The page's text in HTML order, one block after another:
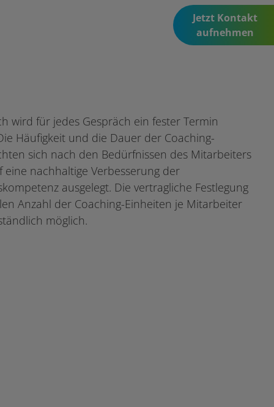
wird für jedes Gespräch ein fester Termin
Häufigkeit und die Dauer der Coaching-
sich nach den Bedürfnissen des Mitarbeiters
eine nachhaltige Verbesserung der
ausgelegt. Die vertragliche Festlegung
Anzahl der Coaching-Einheiten je Mitarbeiter
möglich.
Jetzt Kontakt
aufnehmen